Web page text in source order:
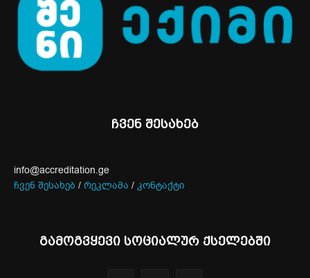
ჩვენ შესახებ
info@accreditation.ge
ჩვენ შესახებ / რეკლამა / კონტაქტი
გამოგვყევი სოციალურ ქსელებში